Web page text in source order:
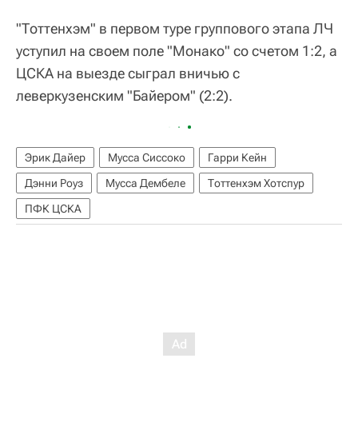
"Тоттенхэм" в первом туре группового этапа ЛЧ
уступил на своем поле "Монако" со счетом 1:2, а
ЦСКА на выезде сыграл вничью с
леверкузенским "Байером" (2:2).
Эрик Дайер Мусса Сиссоко
Гарри Кейн
Дэнни Роуз
Мусса Дембеле
Тоттенхэм Хотспур
ПФК ЦСКА